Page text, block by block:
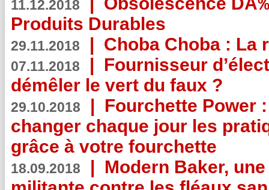
11.12.2018
Produits Durables
29.11.2018 | Choba Choba : La
07.11.2018 | Fournisseur
démêler le vert du faux ?
29.10.2018 | Fourchette Power
changer chaque jour les
grâce à votre fourchette
18.09.2018 | Modern Baker,